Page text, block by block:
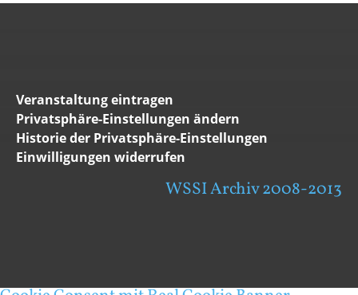
Veranstaltung eintragen
Privatsphäre-Einstellungen ändern
Historie der Privatsphäre-Einstellungen
Einwilligungen widerrufen
WSSI Archiv 2008-2013